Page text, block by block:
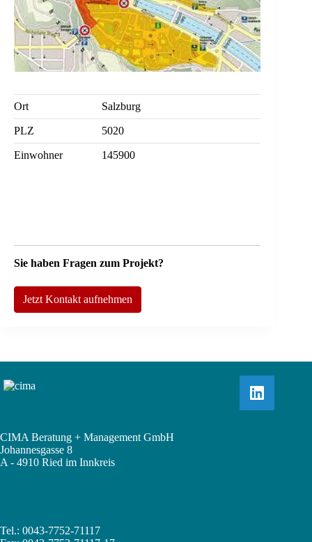
Ort Salzburg
PLZ 5020
Einwohner 145900
Sie haben Fragen zum Projekt?
Jetzt Kontakt aufnehmen
CIMA Beratung + Management GmbH
Johannesgasse 8
A - 4910 Ried im Innkreis
Tel.: 0043-7752-71117